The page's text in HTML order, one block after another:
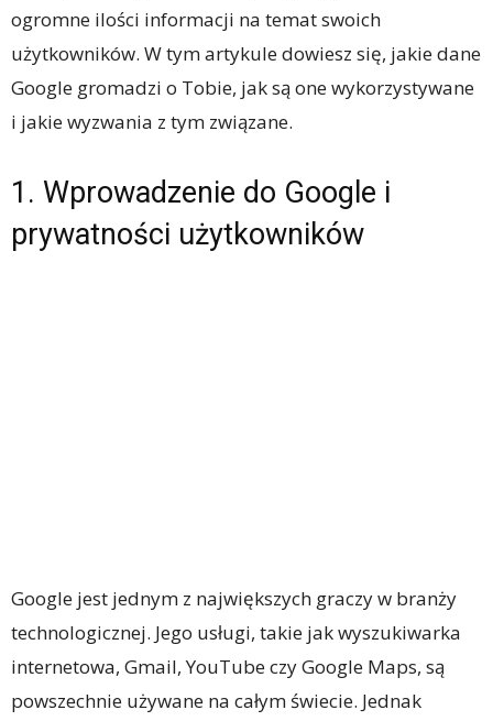
ogromne ilości informacji na temat swoich
użytkowników. W tym artykule dowiesz się, jakie dane
Google gromadzi o Tobie, jak są one wykorzystywane
i jakie wyzwania z tym związane.
1. Wprowadzenie do Google i
prywatności użytkowników
Google jest jednym z największych graczy w branży
technologicznej. Jego usługi, takie jak wyszukiwarka
internetowa, Gmail, YouTube czy Google Maps, są
powszechnie używane na całym świecie. Jednak